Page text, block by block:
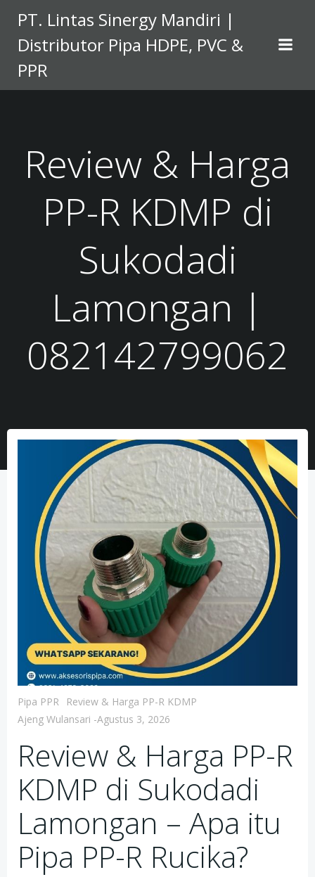
to
content
PT. Lintas Sinergy Mandiri |
Distributor Pipa HDPE, PVC &
PPR
Review & Harga
PP-R KDMP di
Sukodadi
Lamongan |
082142799062
Pipa PPR
Review & Harga PP-R KDMP
Ajeng Wulansari -Agustus 3, 2026
Review & Harga PP-R
KDMP di Sukodadi
Lamongan – Apa itu
Pipa PP-R Rucika?